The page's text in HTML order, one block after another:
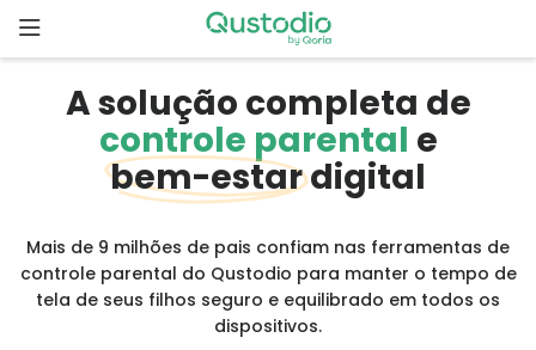
to
content
Página
inicial
Por que o
Recursos
A solução completa de
controle parental e
bem-estardigital
Mais de 9 milhões de pais confiam nas ferramentas de
controle parental do Qustodio para manter o tempo de
tela de seus filhos seguro e equilibrado em todos os
dispositivos.